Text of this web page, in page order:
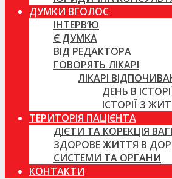
ДУМКИ ВГОЛОС
ІНТЕРВ’Ю
Є ДУМКА
ВІД РЕДАКТОРА
ГОВОРЯТЬ ЛІКАРІ
ЛІКАРІ
ДЕНЬ В
ІСТОРІЇ З
ТЕРИТОРІЯ ПАЦІЄНТА
ДІЄТИ ТА КОРЕКЦІЯ
ЗДОРОВЕ ЖИТТЯ В
СИСТЕМИ ТА ОРГАНИ
КОНТАКТИ